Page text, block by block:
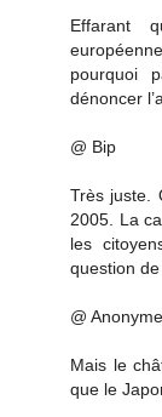
Effarant
pourquoi
dénoncer
@ Bip
Très juste.
2005. La
les
question de
@ Anonyme
Mais le
que le